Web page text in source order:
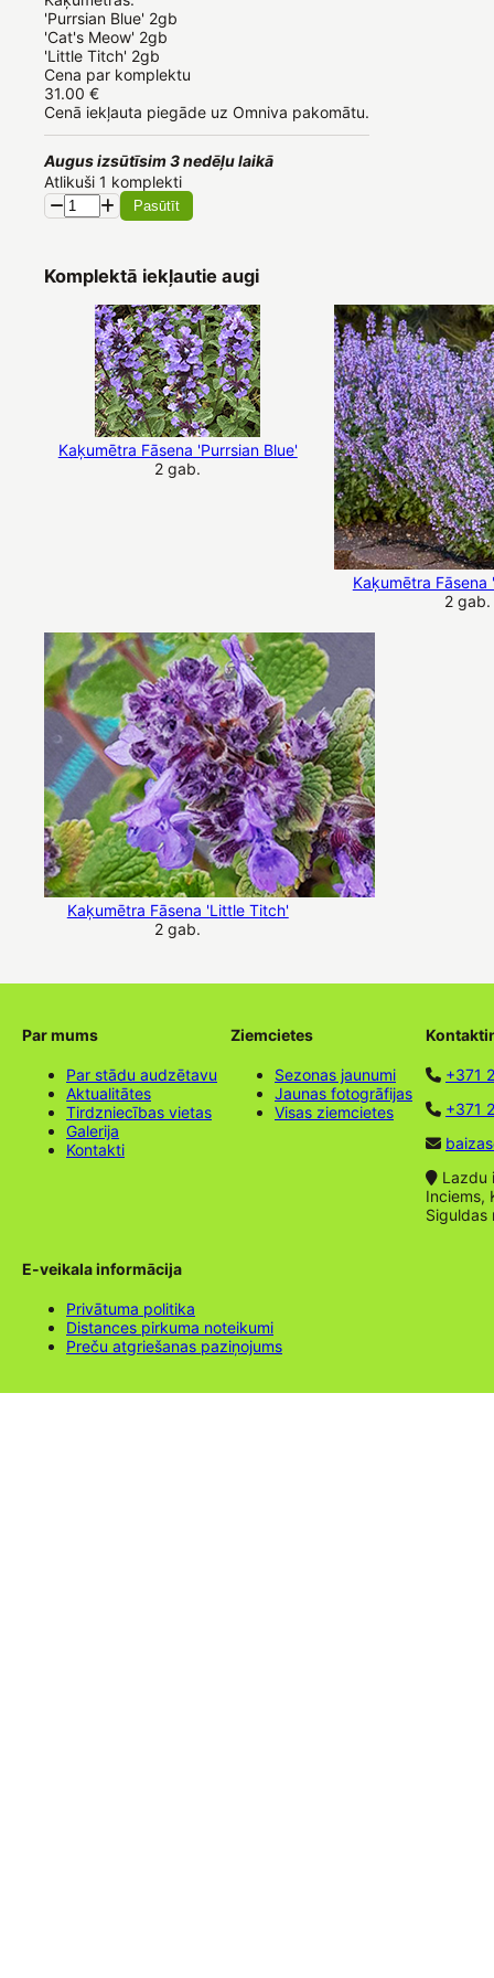
'Purrsian Blue' 2gb
'Cat's Meow' 2gb
'Little Titch' 2gb
Cena par komplektu
31.00 €
Cenā iekļauta piegāde uz Omniva pakomātu.
Augus izsūtīsim 3 nedēļu laikā
Atlikuši 1 komplekti
Pasūtīt
Komplektā iekļautie augi
Kaķumētra Fāsena 'Purrsian Blue'
2 gab.
Kaķumētra Fāsena
2 gab.
Kaķumētra Fāsena 'Little Titch'
2 gab.
Par mums
Par stādu audzētavu
Aktualitātes
Tirdzniecības vietas
Galerija
Kontakti
Ziemcietes
Sezonas jaunumi
Jaunas fotogrāfijas
Visas ziemcietes
+371
+371
Lazdu
Inciems,
Siguldas
E-veikala informācija
Privātuma politika
Distances pirkuma noteikumi
Preču atgriešanas paziņojums